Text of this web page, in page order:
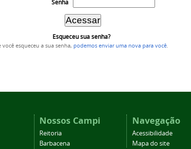
Senha
Esqueceu sua senha?
você esqueceu a sua senha, podemos enviar uma nova para você.
Nossos Campi
Reitoria
Barbacena
Navegação
Acessibilidade
Mapa do site